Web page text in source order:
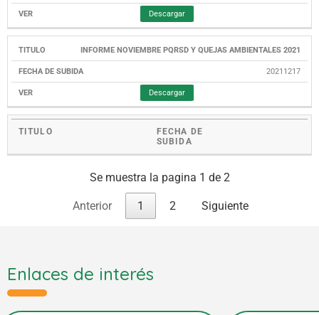
Descargar
INFORME NOVIEMBRE PQRSD Y QUEJAS AMBIENTALES 2021
20211217
Descargar
TITULO
FECHA DE
SUBIDA
Se muestra la pagina 1 de 2
Anterior 1 2 Siguiente
Enlaces de interés